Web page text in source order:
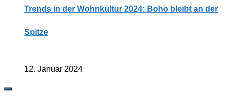
Trends in der Wohnkultur 2024: Boho bleibt an der
Spitze
12. Januar 2024